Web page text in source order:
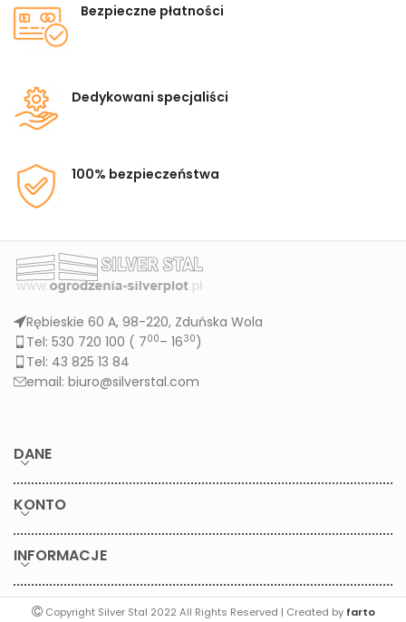
Bezpieczne płatności
Dedykowani specjaliści
100% bezpieczeństwa
Rębieskie 60 A, 98-220, Zduńska Wola
Tel: 530 720 100 ( 700– 1630)
Tel: 43 825 13 84
email: biuro@silverstal.com
DANE
KONTO
INFORMACJE
Copyright Silver Stal 2022 All Rights Reserved | Created by farto